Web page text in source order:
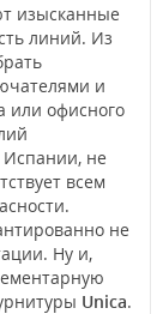
изысканные
линий. Из
и
или офисного
Испании, не
всем
не
Ну и,
Unica.